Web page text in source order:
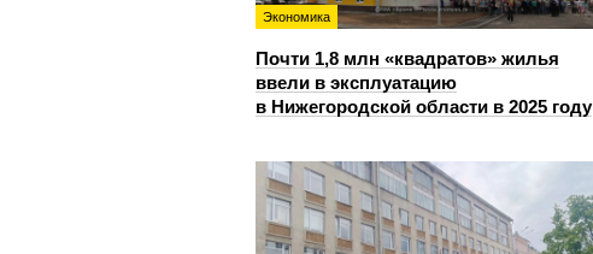
Экономика
Почти 1,8 млн «квадратов» жилья
ввели в эксплуатацию
в Нижегородской области в 2025 году